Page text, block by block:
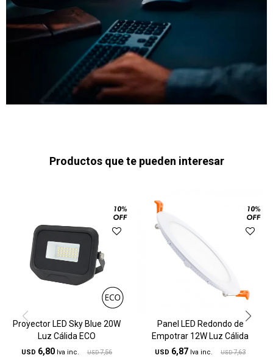
Productos que te pueden interesar
Proyector LED Sky Blue 20W
Luz Cálida ECO
USD 6,80 USD 7,56
Panel LED Redondo de
Empotrar 12W Luz Cálida
USD 6,87 USD 7,63